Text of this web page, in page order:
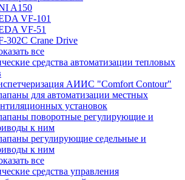
A150
VF-101
VF-51
302C Crane Drive
все
средства автоматизации тепловых
АИИС "Comfort Contour"
для автоматизации местных
установок
поворотные регулирующие и
к ним
регулирующие седельные и
к ним
все
средства управления